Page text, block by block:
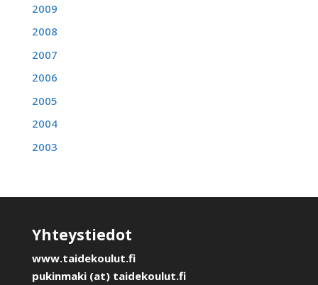
2009
2008
2007
2006
2005
2004
2003
Yhteystiedot
www.taidekoulut.fi
pukinmaki (at) taidekoulut.fi